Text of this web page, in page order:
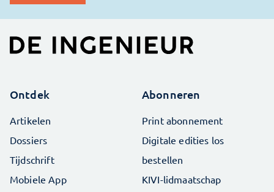
Ontdek
Artikelen
Dossiers
Tijdschrift
Mobiele App
Abonneren
Print abonnement
Digitale edities los
bestellen
KIVI-lidmaatschap